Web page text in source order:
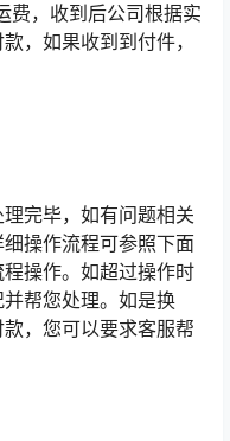
，收到后公司根据实
，如果收到到付件，
完毕，如有问题相关
操作流程可参照下面
操作。如超过操作时
帮您处理。如是换
，您可以要求客服帮